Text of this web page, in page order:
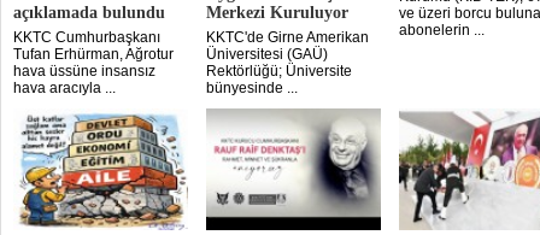
açıklamada bulundu
KKTC Cumhurbaşkanı
Tufan Erhürman, Ağrotur
hava üssüne insansız
hava aracıyla ...
Merkezi Kuruluyor
KKTC'de Girne Amerikan
Üniversitesi (GAÜ)
Rektörlüğü; Üniversite
bünyesinde ...
ve üzeri borcu
abonelerin ...